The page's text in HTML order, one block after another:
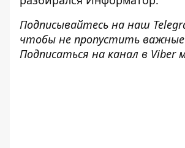
Подписывайтесь на наш
чтобы не пропустить
Подписаться на канал в Viber